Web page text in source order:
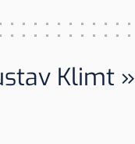
Klimt »